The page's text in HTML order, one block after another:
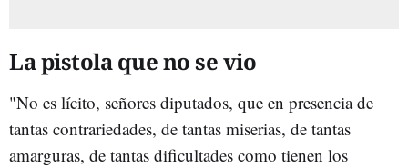
La pistola que no se vio
"No es lícito, señores diputados, que en presencia de
tantas contrariedades, de tantas miserias, de tantas
amarguras, de tantas dificultades como tienen los